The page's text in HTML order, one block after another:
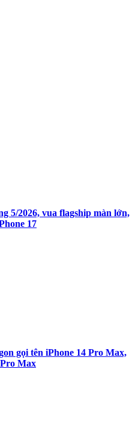
5/2026, vua flagship màn lớn,
17
gọi tên iPhone 14 Pro Max,
Max